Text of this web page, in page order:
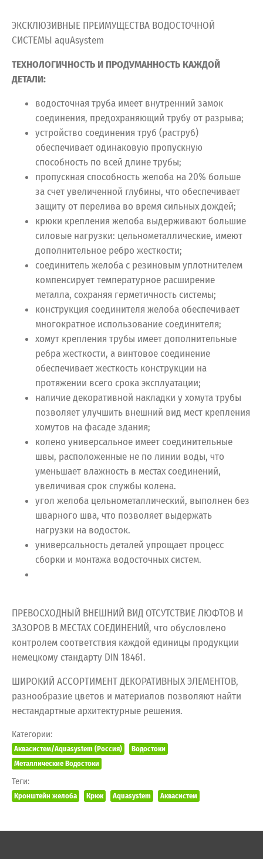
ЭКСКЛЮЗИВНЫЕ ПРЕИМУЩЕСТВА ВОДОСТОЧНОЙ
СИСТЕМЫ aquAsystem
ТЕХНОЛОГИЧНОСТЬ И ПРОДУМАННОСТЬ КАЖДОЙ
ДЕТАЛИ:
водосточная труба имеет внутренний замок
соединения, предохраняющий трубу от разрыва;
устройство соединения труб (раструб)
обеспечивает одинаковую пропускную
способность по всей длине трубы;
пропускная способность желоба на 20% больше
за счет увеличенной глубины, что обеспечивает
защиту от перелива во время сильных дождей;
крюки крепления желоба выдерживают большие
силовые нагрузки: цельнометаллические, имеют
дополнительное ребро жесткости;
соединитель желоба с резиновым уплотнителем
компенсирует температурное расширение
металла, сохраняя герметичность системы;
конструкция соединителя желоба обеспечивает
многократное использование соединителя;
хомут крепления трубы имеет дополнительные
ребра жесткости, а винтовое соединение
обеспечивает жесткость конструкции на
протяжении всего срока эксплуатации;
наличие декоративной накладки у хомута трубы
позволяет улучшить внешний вид мест крепления
хомутов на фасаде здания;
колено универсальное имеет соединительные
швы, расположенные не по линии воды, что
уменьшает влажность в местах соединений,
увеличивая срок службы колена.
угол желоба цельнометаллический, выполнен без
шварного шва, что позволяет выдержать
нагрузки на водосток.
универсальность деталей упрощает процесс
сборки и монтажа водосточных систем.
ПРЕВОСХОДНЫЙ ВНЕШНИЙ ВИД ОТСУТСТВИЕ ЛЮФТОВ И
ЗАЗОРОВ В МЕСТАХ СОЕДИНЕНИЙ, что обусловлено
контролем соответствия каждой единицы продукции
немецкому стандарту DIN 18461.
ШИРОКИЙ АССОРТИМЕНТ ДЕКОРАТИВНЫХ ЭЛЕМЕНТОВ,
разнообразие цветов и материалов позволяют найти
нестандартные архитектурные решения.
Категории:
Аквасистем/Aquasystem (Россия)
Водостоки
Металлические Водостоки
Теги:
Кронштейн желоба Крюк Aquasystem Аквасистем